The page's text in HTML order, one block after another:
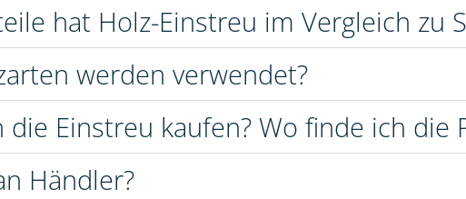
hat Holz-Einstreu im Vergleich zu
werden verwendet?
die Einstreu kaufen? Wo finde ich die
Händler?